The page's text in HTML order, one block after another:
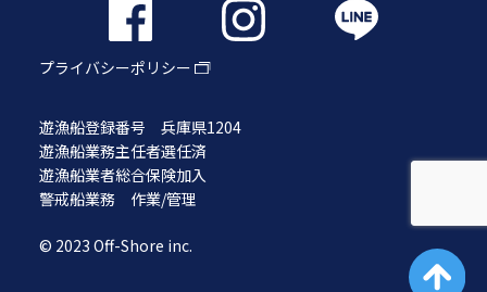
プライバシーポリシー
遊漁船登録番号 兵庫県1204
遊漁船業務主任者選任済
遊漁船業者総合保険加入
警戒船業務 作業/管理
© 2023 Off-Shore inc.